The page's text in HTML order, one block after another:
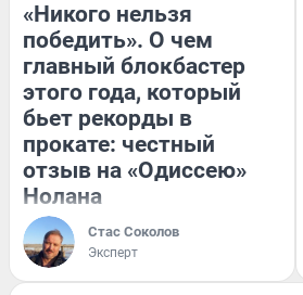
«Никого нельзя
победить». О чем
главный блокбастер
этого года, который
бьет рекорды в
прокате: честный
отзыв на «Одиссею»
Нолана
Стас Соколов
Эксперт